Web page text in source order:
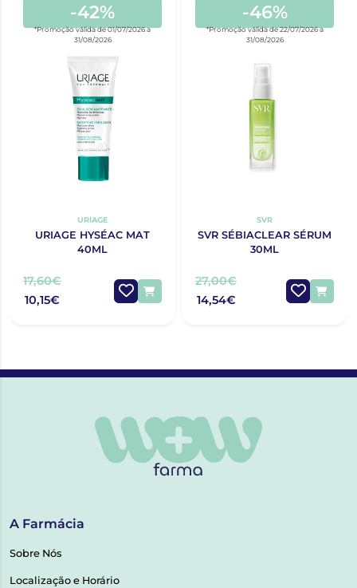
-42%
*Promoção válida de 01/07/2026 a
31/08/2026
URIAGE
URIAGE HYSÉAC MAT
40ML
17,60€
10,15€
-46%
*Promoção válida de 22/07/2026 a
31/08/2026
SVR
SVR SÉBIACLEAR SÉRUM
30ML
27,00€
14,54€
A Farmácia
Sobre Nós
Localização e Horário